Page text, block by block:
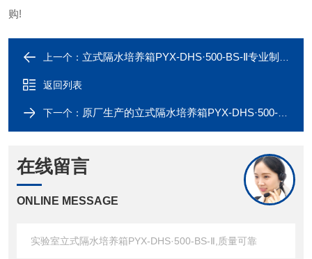
购!
上一个： 立式隔水培养箱PYX-DHS·500-BS-Ⅱ专业制造厂家
返回列表
下一个： 原厂生产的立式隔水培养箱PYX-DHS·500-BS-Ⅱ长期现货供应
在线留言
ONLINE MESSAGE